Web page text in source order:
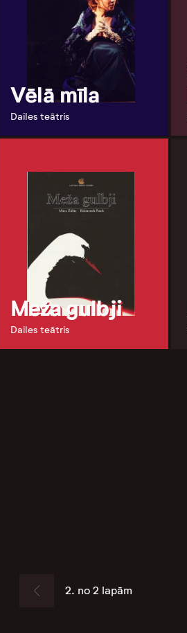
Vēlā mīla
Dailes teātris
Meža gulbji
Dailes teātris
2. no 2 lapām